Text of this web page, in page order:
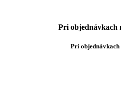
Pri objednávkach
Pri